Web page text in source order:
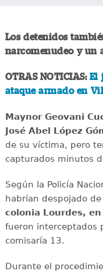
Los detenidos
narcomenudeo y un
OTRAS NOTICIAS: El
ataque armado en
Maynor Geovani
José Abel López
de su víctima, pero
capturados minutos
Según la Policía
habrían despojado
colonia Lourdes,
fueron interceptados
comisaría 13.
Durante el